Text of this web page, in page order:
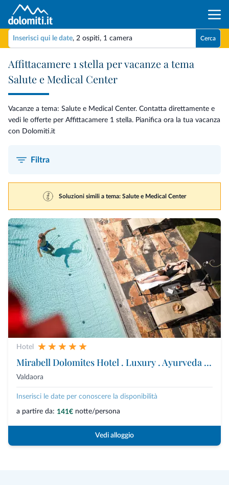
Inserisci qui le date, 2 ospiti, 1 camera Cerca
Affittacamere 1 stella per vacanze a tema
Salute e Medical Center
Vacanze a tema: Salute e Medical Center. Contatta direttamente e
vedi le offerte per Affittacamere 1 stella. Pianifica ora la tua vacanza
con Dolomiti.it
Filtra
Soluzioni simili a tema: Salute e Medical Center
Hotel
Mirabell Dolomites Hotel . Luxury . Ayurveda & Spa
Valdaora
Inserisci le date per conoscere la disponibilità
a partire da: 141€ notte/persona
Vedi alloggio